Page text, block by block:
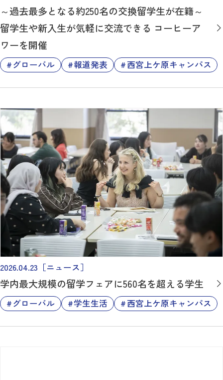
～過去最多となる約250名の交換留学生が在籍～
留学生や新入生が気軽に交流できる コーヒーア
ワーを開催
グローバル 報道発表 西宮上ケ原キャンパス
2026.04.23 ［ニュース］
学内最大規模の留学フェアに560名を超える学生
グローバル 学生生活 西宮上ケ原キャンパス